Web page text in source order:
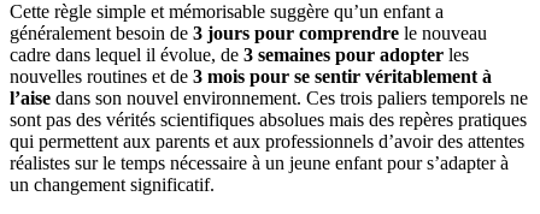
Cette règle simple et mémorisable suggère qu’un enfant a
généralement besoin de 3 jours pour comprendre le nouveau
cadre dans lequel il évolue, de 3 semaines pour adopter les
nouvelles routines et de 3 mois pour se sentir véritablement à
l’aise dans son nouvel environnement. Ces trois paliers temporels ne
sont pas des vérités scientifiques absolues mais des repères pratiques
qui permettent aux parents et aux professionnels d’avoir des attentes
réalistes sur le temps nécessaire à un jeune enfant pour s’adapter à
un changement significatif.